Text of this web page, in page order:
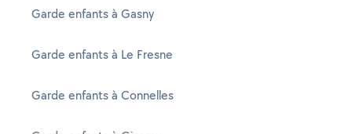
Garde enfants à Gasny
Garde enfants à Le Fresne
Garde enfants à Connelles